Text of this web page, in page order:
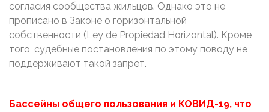
согласия сообщества жильцов. Однако это не
прописано в Законе о горизонтальной
собственности (Ley de Propiedad Horizontal). Кроме
того, судебные постановления по этому поводу не
поддерживают такой запрет.
Бассейны общего пользования и КОВИД-19, что